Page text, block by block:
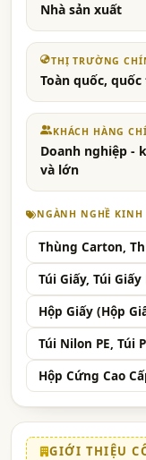
Nhà sản xuất
THỊ TRƯỜNG
Toàn quốc, quốc
KHÁCH HÀNG
Doanh nghiệp -
và lớn
NGÀNH NGHỀ KINH
Thùng Carton,
Túi Giấy, Túi
Hộp Giấy (Hộp
Túi Nilon PE, Túi
Hộp Cứng Cao
GIỚI THIỆU